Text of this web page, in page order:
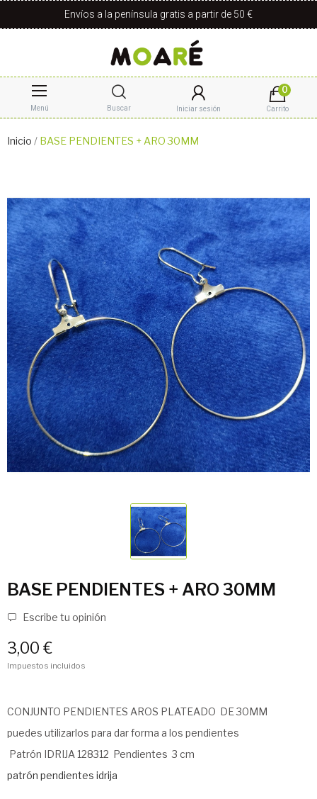
Envíos a la península gratis a partir de 50 €
Menú Buscar Iniciar sesión
0
Carrito
Inicio BASE PENDIENTES + ARO 30MM
BASE PENDIENTES + ARO 30MM
Escribe tu opinión
3,00 €
Impuestos incluidos
CONJUNTO PENDIENTES AROS PLATEADO DE 30MM
puedes utilizarlos para dar forma a los pendientes
Patrón IDRIJA 128312 Pendientes 3 cm
patrón pendientes idrija